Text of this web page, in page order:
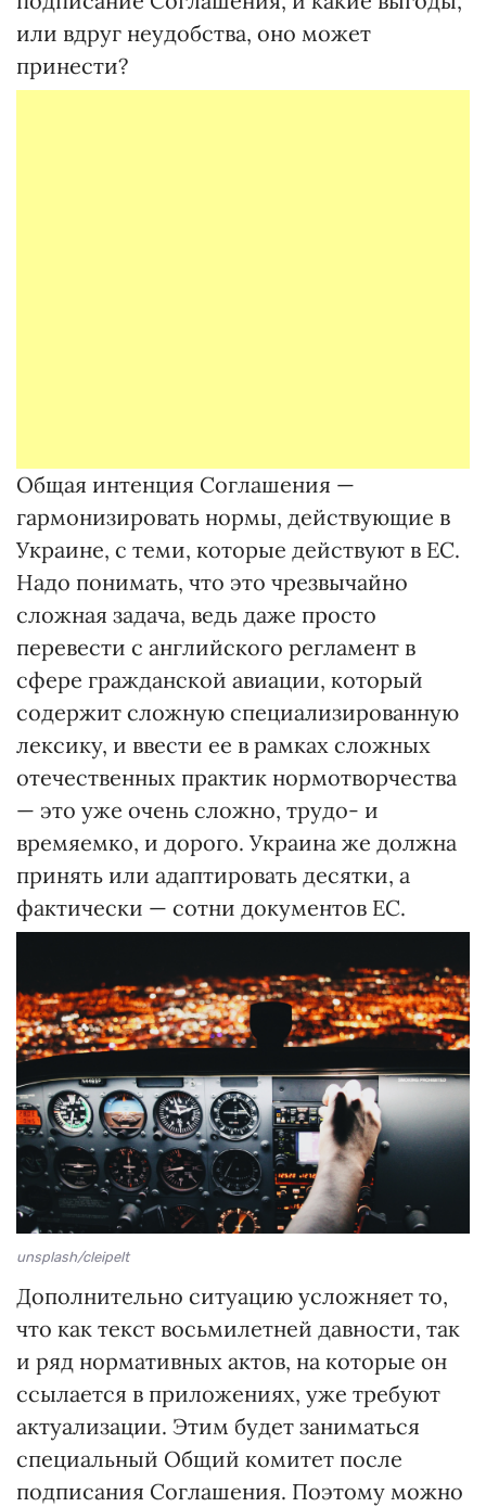
или вдруг неудобства, оно может
принести?
Общая интенция Соглашения —
гармонизировать нормы, действующие в
Украине, с теми, которые действуют в ЕС.
Надо понимать, что это чрезвычайно
сложная задача, ведь даже просто
перевести с английского регламент в
сфере гражданской авиации, который
содержит сложную специализированную
лексику, и ввести ее в рамках сложных
отечественных практик нормотворчества
— это уже очень сложно, трудо- и
времяемко, и дорого. Украина же должна
принять или адаптировать десятки, а
фактически — сотни документов ЕС.
unsplash/cleipelt
Дополнительно ситуацию усложняет то,
что как текст восьмилетней давности, так
и ряд нормативных актов, на которые он
ссылается в приложениях, уже требуют
актуализации. Этим будет заниматься
специальный Общий комитет после
подписания Соглашения. Поэтому можно